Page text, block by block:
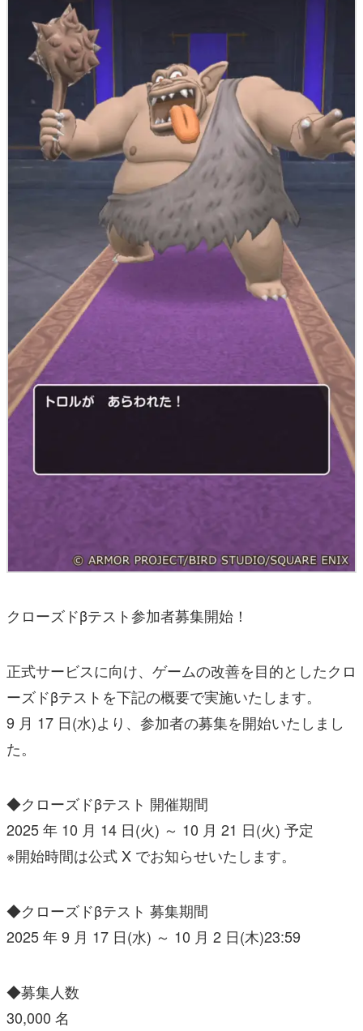
クローズドβテスト参加者募集開始！
正式サービスに向け、ゲームの改善を目的としたクロ
ーズドβテストを下記の概要で実施いたします。
9 月 17 日(水)より、参加者の募集を開始いたしまし
た。
◆クローズドβテスト 開催期間
2025 年 10 月 14 日(火) ～ 10 月 21 日(火) 予定
※開始時間は公式 X でお知らせいたします。
◆クローズドβテスト 募集期間
2025 年 9 月 17 日(水) ～ 10 月 2 日(木)23:59
◆募集人数
30,000 名